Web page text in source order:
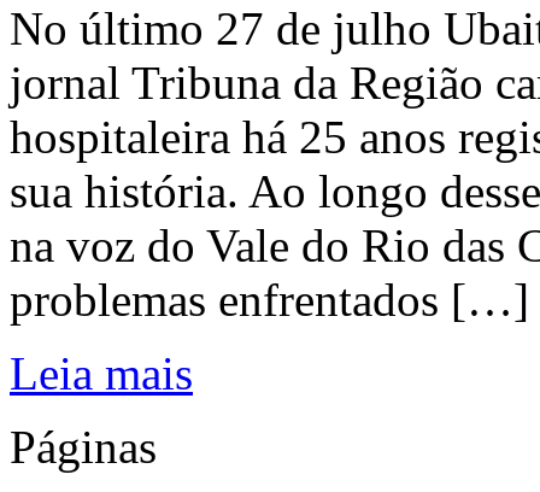
No último 27 de julho
jornal Tribuna da Região
hospitaleira há 25 anos
sua história. Ao longo
na voz do Vale do Rio das
problemas enfrentados […]
Leia mais
Páginas